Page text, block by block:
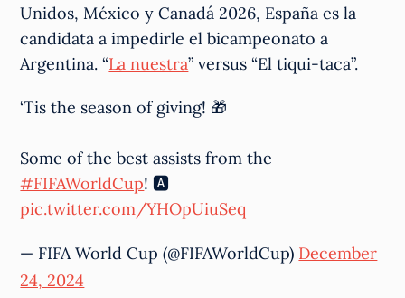
Unidos, México y Canadá 2026, España es la
candidata a impedirle el bicampeonato a
Argentina. “La nuestra” versus “El tiqui-taca”.
‘Tis the season of giving! 🎁
Some of the best assists from the
#FIFAWorldCup! 🅰️
pic.twitter.com/YHOpUiuSeq
— FIFA World Cup (@FIFAWorldCup) December
24, 2024